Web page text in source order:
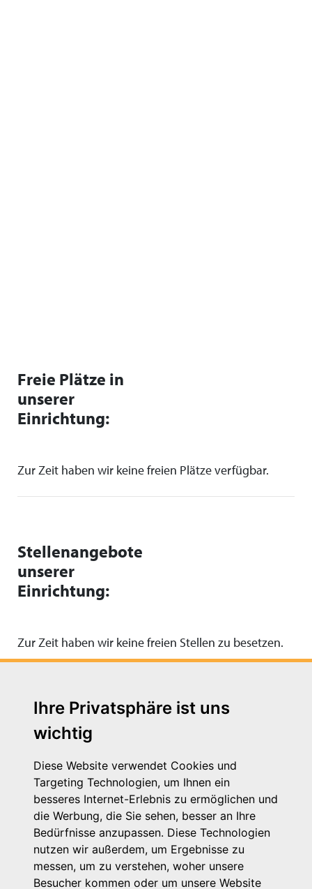
Ihre Privatsphäre ist uns
wichtig
Diese Website verwendet Cookies und
Targeting Technologien, um Ihnen ein
besseres Internet-Erlebnis zu ermöglichen und
die Werbung, die Sie sehen, besser an Ihre
Bedürfnisse anzupassen. Diese Technologien
nutzen wir außerdem, um Ergebnisse zu
messen, um zu verstehen, woher unsere
Besucher kommen oder um unsere Website
Freie Plätze in
unserer
Einrichtung:
Zur Zeit haben wir keine freien Plätze verfügbar.
Stellenangebote
unserer
Einrichtung:
Zur Zeit haben wir keine freien Stellen zu besetzen.
Michaelkirchstr. 17/18
10179 Berlin
Telefon: 030 – 58 58 17 16 01
E-Mail: info@vpk.de